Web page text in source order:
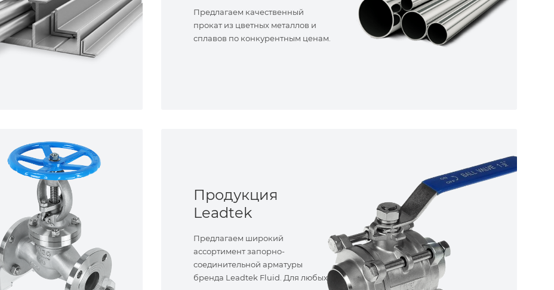
Предлагаем качественный
прокат из цветных металлов и
сплавов по конкурентным ценам.
Продукция
Leadtek
Предлагаем широкий
ассортимент запорно-
соединительной арматуры
бренда Leadtek Fluid. Для любых